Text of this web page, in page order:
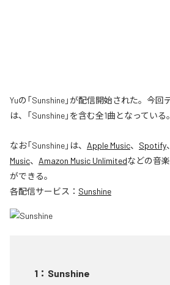
Yuの「Sunshine」が配信開始された。今
は、「Sunshine」を含む全1曲となっている。
なお「Sunshine」は、 Apple Music、 Spotify、
Music、 Amazon Music Unlimitedなどの音
ができる。
各配信サービス： Sunshine
1 ： Sunshine